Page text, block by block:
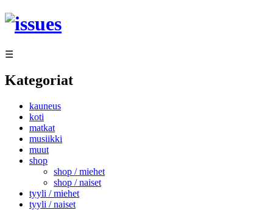
Siirry
sisältöön
☰
Kategoriat
kauneus
koti
matkat
musiikki
muut
shop
shop / miehet
shop / naiset
tyyli / miehet
tyyli / naiset